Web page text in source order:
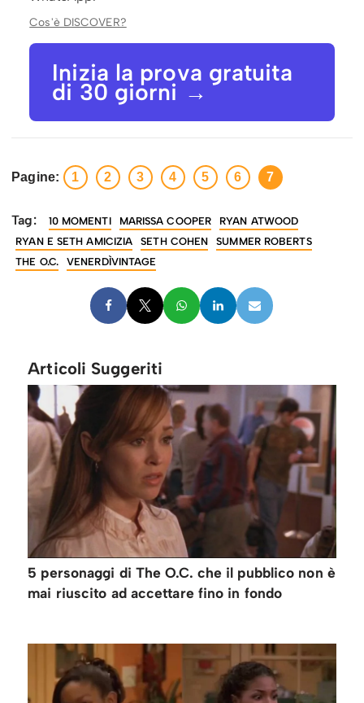
Cos'è DISCOVER?
Inizia la prova gratuita
di 30 giorni →
Pagine: 1 2 3 4 5 6 7
Tag: 10 MOMENTI MARISSA COOPER
RYAN ATWOOD
RYAN E SETH AMICIZIA
SETH COHEN
SUMMER ROBERTS
THE O.C.
VENERDÌVINTAGE
Articoli Suggeriti
5 personaggi di The O.C. che il pubblico non è
mai riuscito ad accettare fino in fondo